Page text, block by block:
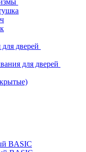
дверей
для дверей
BASIC